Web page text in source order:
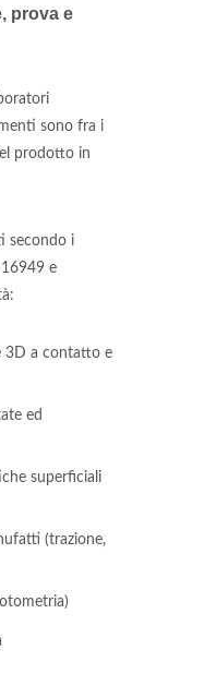
prova e
sono fra i
prodotto in
secondo i
e
3D a contatto e
ed
superficiali
(trazione,